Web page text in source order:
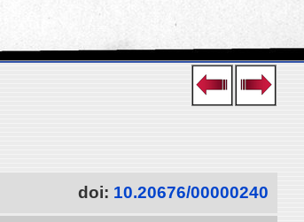
doi: 10.20676/00000240